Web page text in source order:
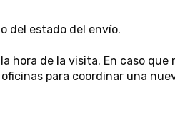
del estado del envío.
hora de la visita. En caso que
para coordinar una